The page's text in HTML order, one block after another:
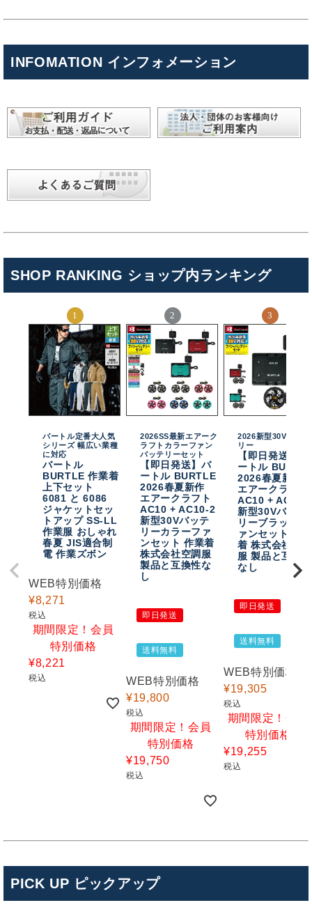
INFOMATION インフォメーション
SHOP RANKING ショップ内ランキング
バートル定番大人気
シリーズ 幅広い業種
に対応
バートル
BURTLE 作業着
上下セット
6081 と 6086
ジャケットセッ
トアップ SS-LL
作業服 おしゃれ
春夏 JIS適合制
電 作業ズボン
WEB特別価格
¥8,271
税込
期間限定！会員
特別価格
¥8,221
税込
2026SS最新エアーク
ラフトカラーファン
バッテリーセット
【即日発送】バ
ートル BURTLE
2026春夏新作
エアークラフト
AC10 + AC10-2
新型30Vバッテ
リーカラーファ
ンセット 作業着
株式会社空調服
製品と互換性な
し
即日発送
送料無料
WEB特別価格
¥19,800
税込
期間限定！会員
特別価格
¥19,750
税込
2026新型30Vバッテ
リー
【即日発送】バ
ートル
2026春夏新作
エアークラフト
AC10 + AC10-
新型30Vバッテ
リーブラックフ
ァンセット 作業
着 株式会社空調
服 製品と互換性
なし
即日発送
送料無料
WEB特別価格
¥19,305
税込
期間限定！会員
特別価格
¥19,255
税込
PICK UP ピックアップ